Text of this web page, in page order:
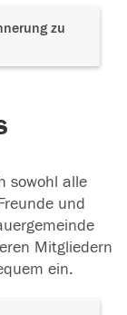
zu
sowohl alle
und
Mitgliedern
ein.